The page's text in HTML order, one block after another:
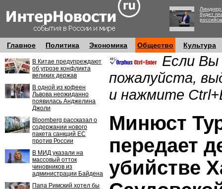
будет
Главное Политика Экономика Общество Культура
В Китае предупреждают
об угрозе конфликта
великих держав
В одной из кофеен
Львова неожиданно
появилась Анджелина
Джоли
Bloomberg рассказал о
содержании нового
пакета санкций ЕС
против России
В МИД указали на
массовый отток
чиновников из
администрации Байдена
Папа Римский хотел бы
Если Вы
пожалуйста,
и нажмите
Минюст
передает
убийстве